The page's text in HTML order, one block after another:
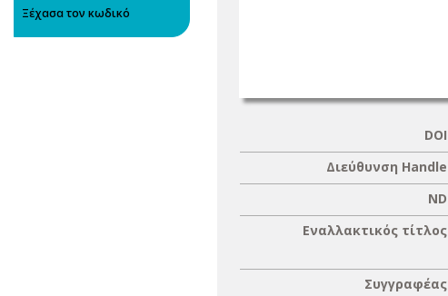
Ξέχασα τον κωδικό
DOI
Διεύθυνση Handle
ND
Εναλλακτικός τίτλος
Συγγραφέας